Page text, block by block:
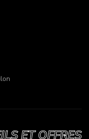
ET OFFRES